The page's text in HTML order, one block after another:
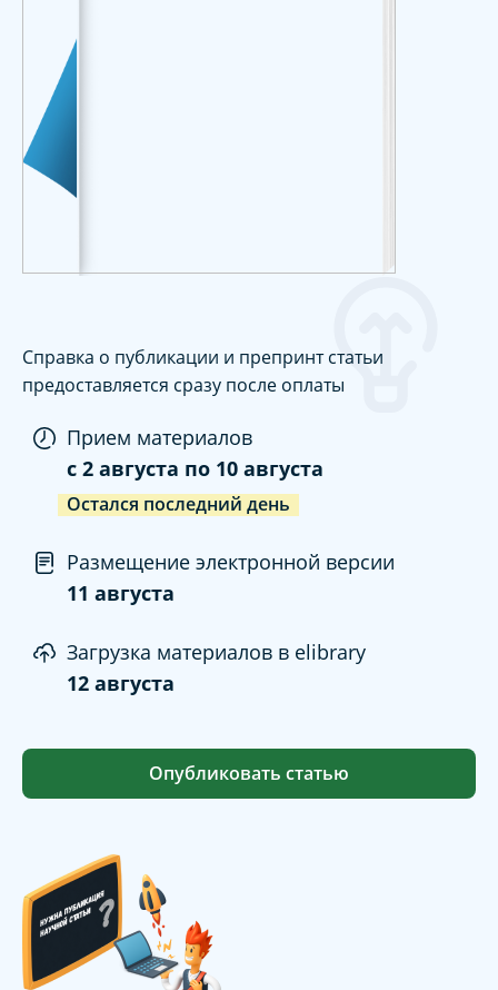
Справка о публикации и препринт статьи
предоставляется сразу после оплаты
Прием материалов
c 2 августа по 10 августа
Остался последний день
Размещение электронной версии
11 августа
Загрузка материалов в elibrary
12 августа
Опубликовать статью